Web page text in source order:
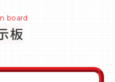
board
板